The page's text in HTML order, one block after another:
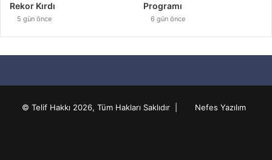
Rekor Kırdı
5 gün önce
Programı
6 gün önce
© Telif Hakkı 2026, Tüm Hakları Saklıdır | Nefes Yazılım